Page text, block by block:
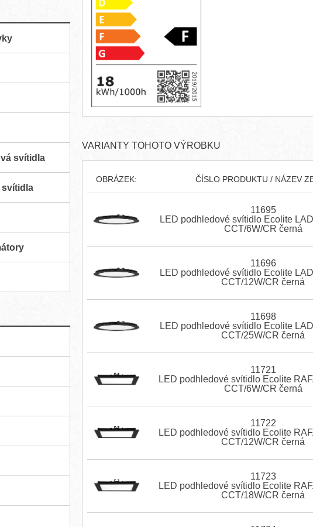
svítidla
svítidla
VARIANTY TOHOTO VÝROBKU
OBRÁZEK: ČÍSLO PRODUKTU / NÁZEV
11695
LED podhledové svítidlo Ecolite
CCT/6W/CR černá
11696
LED podhledové svítidlo Ecolite
CCT/12W/CR černá
11698
LED podhledové svítidlo Ecolite
CCT/25W/CR černá
11721
LED podhledové svítidlo Ecolite
CCT/6W/CR černá
11722
LED podhledové svítidlo Ecolite
CCT/12W/CR černá
11723
LED podhledové svítidlo Ecolite
CCT/18W/CR černá